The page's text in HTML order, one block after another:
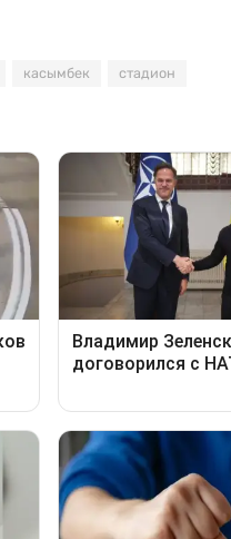
касымбек стадион